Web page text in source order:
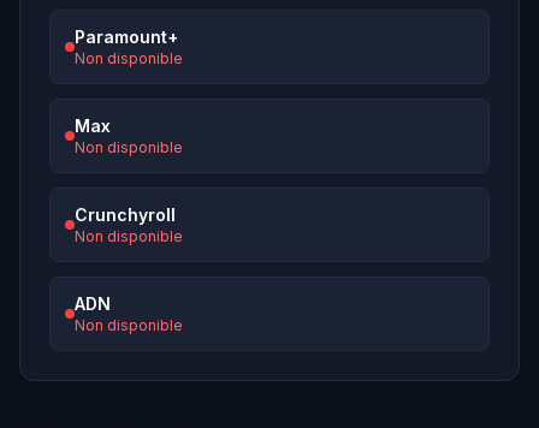
Paramount+
Non disponible
Max
Non disponible
Crunchyroll
Non disponible
ADN
Non disponible